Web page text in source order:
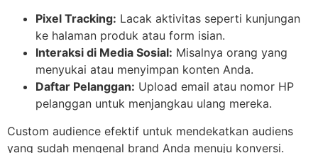
Pixel Tracking: Lacak aktivitas seperti kunjungan
ke halaman produk atau form isian.
Interaksi di Media Sosial: Misalnya orang yang
menyukai atau menyimpan konten Anda.
Daftar Pelanggan: Upload email atau nomor HP
pelanggan untuk menjangkau ulang mereka.
Custom audience efektif untuk mendekatkan audiens
yang sudah mengenal brand Anda menuju konversi.